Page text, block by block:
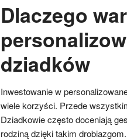
Dlaczego
dziadków
Inwestowanie w
wiele korzyści. Przede
Dziadkowie często doceniają
rodziną dzięki takim